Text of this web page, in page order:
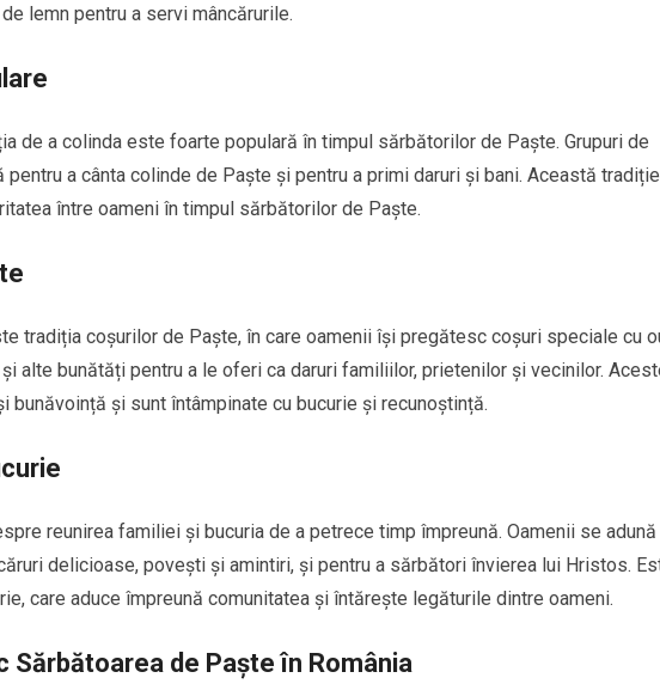
lemn pentru a servi mâncărurile.
de a colinda este foarte populară în timpul sărbătorilor de Paște. Grupuri de
a cânta colinde de Paște și pentru a primi daruri și bani. Această tradiție
între oameni în timpul sărbătorilor de Paște.
tradiția coșurilor de Paște, în care oamenii își pregătesc coșuri speciale cu
alte bunătăți pentru a le oferi ca daruri familiilor, prietenilor și vecinilor.
și sunt întâmpinate cu bucurie și recunoștință.
reunirea familiei și bucuria de a petrece timp împreună. Oamenii se adună
delicioase, povești și amintiri, și pentru a sărbători învierea lui Hristos.
care aduce împreună comunitatea și întărește legăturile dintre oameni.
Sărbătoarea de Paște în România